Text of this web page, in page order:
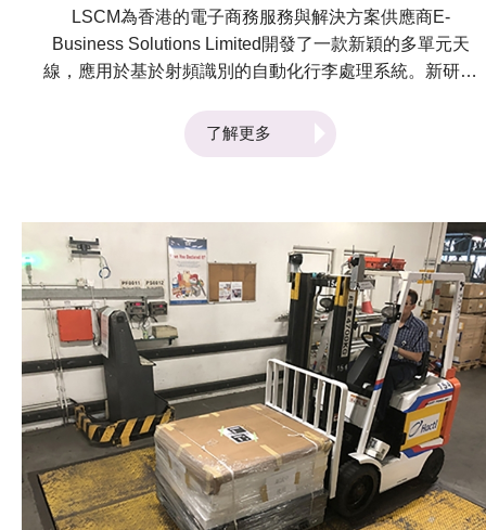
LSCM為香港的電子商務服務與解決方案供應商E-
Business Solutions Limited開發了一款新穎的多單元天
線，應用於基於射頻識別的自動化行李處理系統。新研發
立的饋電端口。所有輻射單元的擺放位置和幾何形狀經優
化後，可提供一個直徑為16英寸的探測區域。該多單元
自動化行李處理系統，除了幫助工作人員在處理行李過程
中減少提舉重物的機率，同時亦提供準確的行李訊息，以
便追蹤其位置和縮短處理時間。藉著這套多單元天線的引
入，將促進射頻識別自動化行李處理系統的廣泛應用，並
將提高如空運和航運碼頭等產業的營運效率。
了解更多